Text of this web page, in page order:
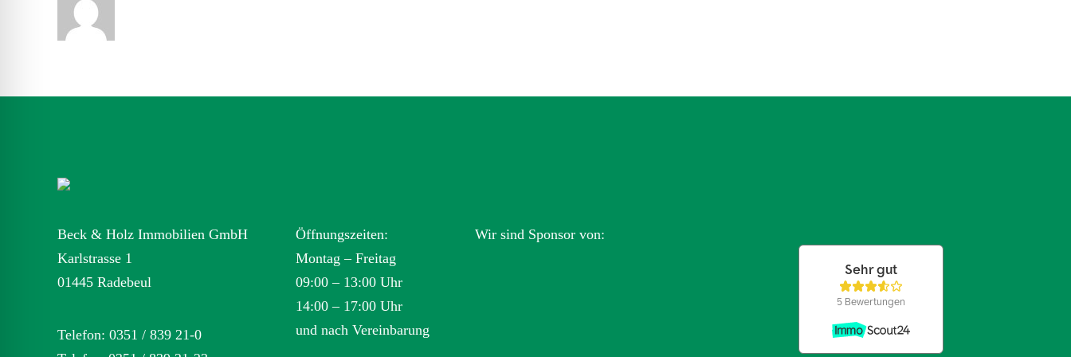
Beck & Holz Immobilien GmbH
Karlstrasse 1
01445 Radebeul
Telefon: 0351 / 839 21-0
Öffnungszeiten:
Montag – Freitag
09:00 – 13:00 Uhr
14:00 – 17:00 Uhr
und nach Vereinbarung
Wir sind Sponsor von: